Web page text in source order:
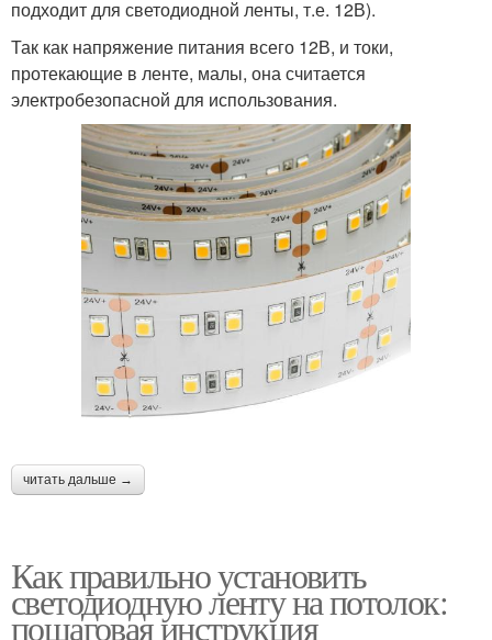
подходит для светодиодной ленты, т.е. 12В).
Так как напряжение питания всего 12В, и токи,
протекающие в ленте, малы, она считается
электробезопасной для использования.
читать дальше →
Как правильно установить
светодиодную ленту на потолок:
пошаговая инструкция